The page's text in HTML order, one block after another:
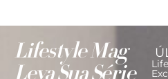
Lifestyle Mag